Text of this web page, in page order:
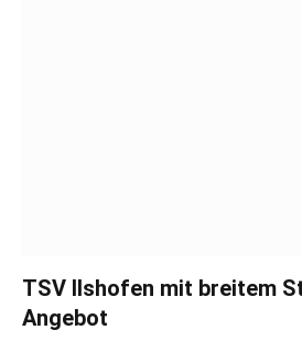
TSV Ilshofen mit breitem
Angebot